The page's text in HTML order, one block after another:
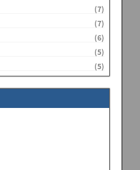
(7)
(7)
(6)
(5)
(5)